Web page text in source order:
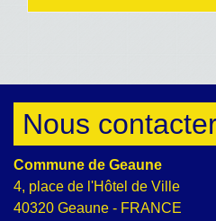
Nous
Commune de Geaune
4, place de l'Hôtel de Ville
40320 Geaune - FRANCE